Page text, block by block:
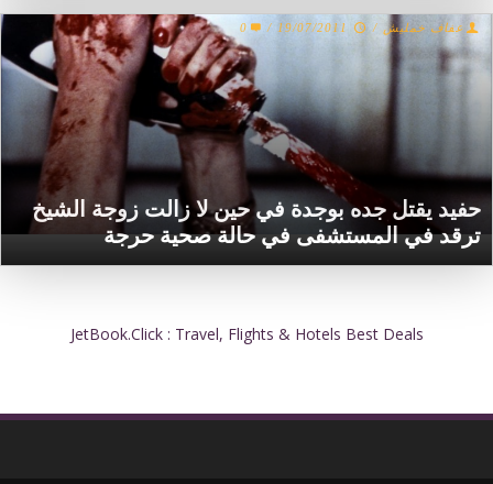
حفيد يقتل جده بوجدة في حين لا زالت زوجة الشيخ
ترقد في المستشفى في حالة صحية حرجة
عفاف خمليش /
19/07/2011
/
0
JetBook.Click : Travel, Flights & Hotels Best Deals